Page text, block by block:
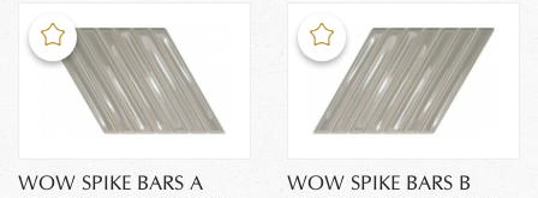
WOW SPIKE BARS A
WOW SPIKE BARS B